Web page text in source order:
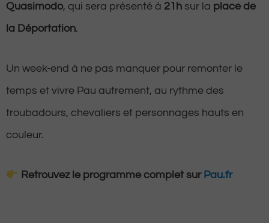
Quasimodo, qui sera présenté à 21h sur la place de
la Déportation.
Un week-end à ne pas manquer pour remonter le
temps et vivre Pau autrement, au rythme des
troubadours, chevaliers et personnages hauts en
couleur.
Retrouvez le programme complet sur Pau.fr